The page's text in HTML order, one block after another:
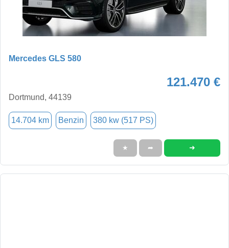
Mercedes GLS 580
121.470 €
Dortmund, 44139
14.704 km Benzin 380 kw (517 PS)
★ ➦ ➜